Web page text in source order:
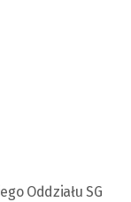
Oddziału SG